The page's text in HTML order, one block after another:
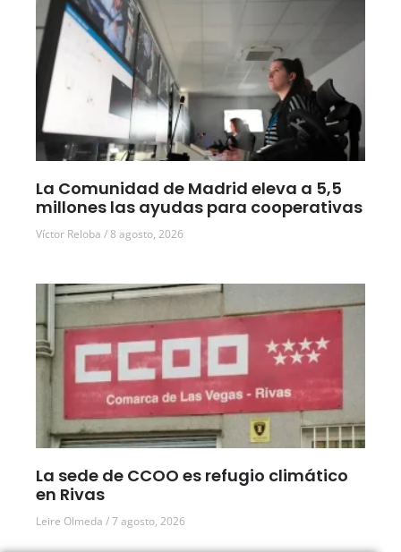
La Comunidad de Madrid eleva a 5,5
millones las ayudas para cooperativas
Víctor Reloba 8 agosto, 2026
La sede de CCOO es refugio climático
en Rivas
Leire Olmeda 7 agosto, 2026